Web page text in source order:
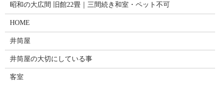
昭和の大広間 旧館22畳｜三間続き和室・ペット不可
HOME
井筒屋
井筒屋の大切にしている事
客室